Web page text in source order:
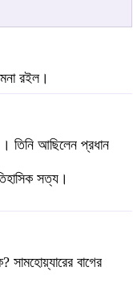
রইল।
। তিনি আছিলেন প্রধান
সত্য।
বাগের